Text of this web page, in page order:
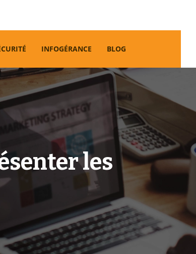
INFOGÉRANCE BLOG
les